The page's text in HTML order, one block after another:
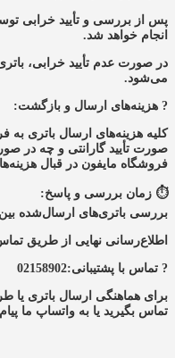
پس از بررسی و تأیید خرابی
انجام خواهد شد.
در صورت عدم تأیید خرابی،
می‌شود.
? هزینه‌های ارسال و بازگشت:
کلیه هزینه‌های ارسال باتری
صورت تأیید گارانتی و چه در
فروشگاه مایفون در قبال
⏱️ زمان بررسی و پاسخ:
بررسی باتری‌های ارسال‌شده بین 2 تا 5 روز کاری زمان می‌برد.
اطلاع‌رسانی نهایی از طریق
? تماس با پشتیبانی:02158902
تماس بگیرید یا به واتساپ ما